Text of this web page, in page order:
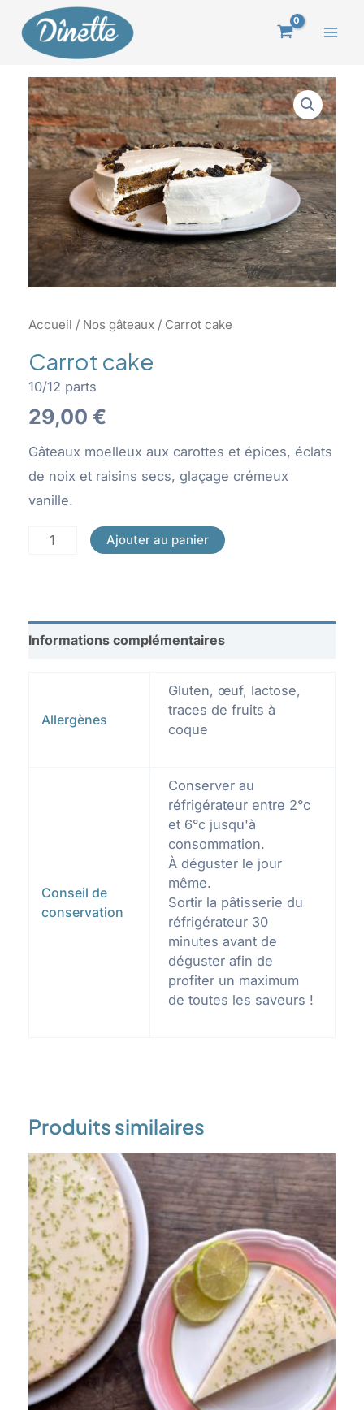
contenu
Accueil / Nos gâteaux / Carrot cake
Carrot cake
10/12 parts
29,00 €
Gâteaux moelleux aux carottes et épices, éclats
de noix et raisins secs, glaçage crémeux
vanille.
quantité
Ajouter au panier
Informations complémentaires
Allergènes
Gluten, œuf, lactose,
traces de fruits à
coque
Conseil de
conservation
Conserver au
réfrigérateur entre 2°c
et 6°c jusqu'à
consommation.
À déguster le jour
même.
Sortir la pâtisserie du
réfrigérateur 30
minutes avant de
déguster afin de
profiter un maximum
de toutes les saveurs !
Produits similaires